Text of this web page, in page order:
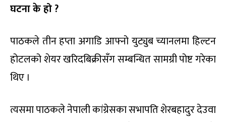
घटना के हो ?
पाठकले तीन हप्ता अगाडि आफ्नो युट्युब च्यानलमा हिल्टन
होटलको शेयर खरिदबिक्रीसँग सम्बन्धित सामग्री पोष्ट गरेका
थिए ।
त्यसमा पाठकले नेपाली कांग्रेसका सभापति शेरबहादुर देउवा